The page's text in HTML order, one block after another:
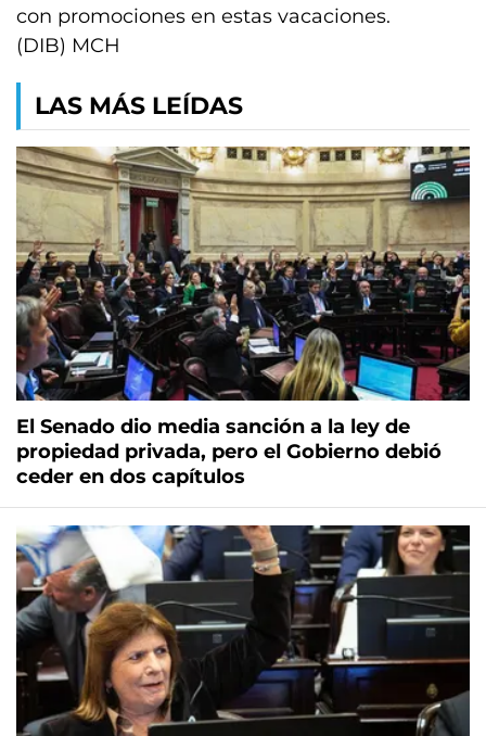
con promociones en estas vacaciones.
(DIB) MCH
LAS MÁS LEÍDAS
El Senado dio media sanción a la ley de
propiedad privada, pero el Gobierno debió
ceder en dos capítulos